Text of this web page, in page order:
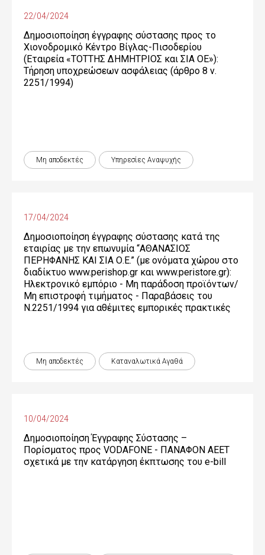
22/04/2024
Δημοσιοποίηση έγγραφης σύστασης προς το
Χιονοδρομικό Κέντρο Βίγλας-Πισοδερίου
(Εταιρεία «ΤΟΤΤΗΣ ΔΗΜΗΤΡΙΟΣ και ΣΙΑ ΟΕ»):
Τήρηση υποχρεώσεων ασφάλειας (άρθρο 8 ν.
2251/1994)
Μη αποδεκτές Υπηρεσίες Αναψυχής
17/04/2024
Δημοσιοποίηση έγγραφης σύστασης κατά της
εταιρίας με την επωνυμία “ΑΘΑΝΑΣΙΟΣ
ΠΕΡΗΦΑΝΗΣ ΚΑΙ ΣΙΑ Ο.Ε.” (με ονόματα χώρου στο
διαδίκτυο www.perishop.gr και www.peristore.gr):
Ηλεκτρονικό εμπόριο - Μη παράδοση προϊόντων/
Μη επιστροφή τιμήματος - Παραβάσεις του
Ν.2251/1994 για αθέμιτες εμπορικές πρακτικές
Μη αποδεκτές Καταναλωτικά Αγαθά
10/04/2024
Δημοσιοποίηση Έγγραφης Σύστασης –
Πορίσματος προς VODAFONE - ΠΑΝΑΦΟΝ ΑΕΕΤ
σχετικά με την κατάργηση έκπτωσης του e-bill